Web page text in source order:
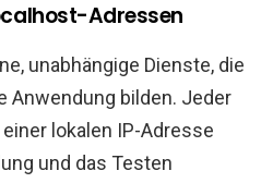
Adressen
unabhängige Dienste, die
Anwendung bilden. Jeder
lokalen IP-Adresse
und das Testen